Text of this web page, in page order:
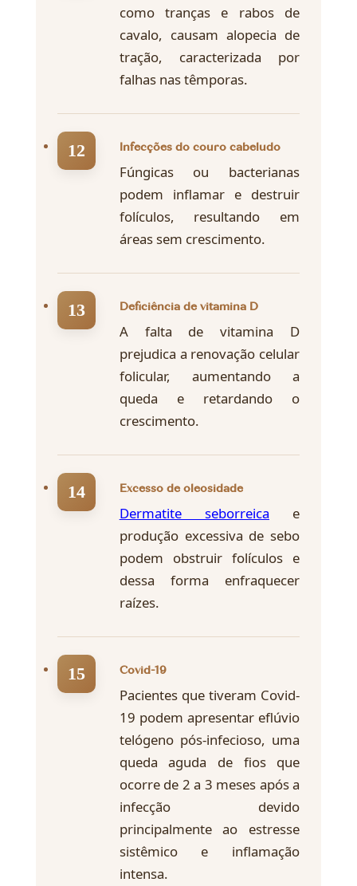
como tranças e rabos de
cavalo, causam alopecia de
tração, caracterizada por
falhas nas têmporas.
Infecções do couro cabeludo
Fúngicas ou bacterianas
podem inflamar e destruir
folículos, resultando em
áreas sem crescimento.
Deficiência de vitamina D
A falta de vitamina D
prejudica a renovação celular
folicular, aumentando a
queda e retardando o
crescimento.
Excesso de oleosidade
Dermatite seborreica e
produção excessiva de sebo
podem obstruir folículos e
dessa forma enfraquecer
raízes.
Covid-19
Pacientes que tiveram Covid-
19 podem apresentar eflúvio
telógeno pós-infecioso, uma
queda aguda de fios que
ocorre de 2 a 3 meses após a
infecção devido
principalmente ao estresse
sistêmico e inflamação
intensa.